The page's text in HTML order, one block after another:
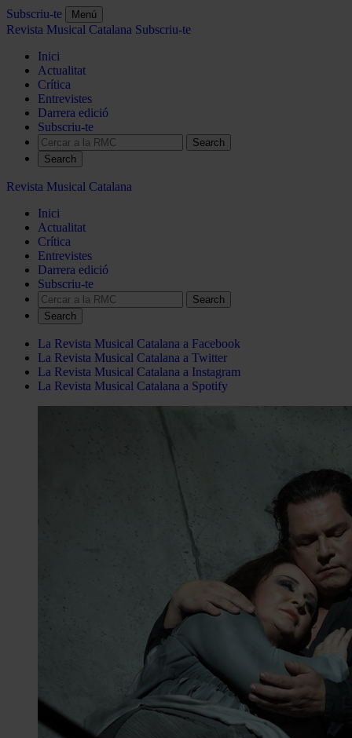
Subscriu-te Menú
Revista Musical Catalana Subscriu-te
Inici
Actualitat
Crítica
Entrevistes
Darrera edició
Subscriu-te
Search
Revista Musical Catalana
Inici
Actualitat
Crítica
Entrevistes
Darrera edició
Subscriu-te
Search
La Revista Musical Catalana a Facebook
La Revista Musical Catalana a Twitter
La Revista Musical Catalana a Instagram
La Revista Musical Catalana a Spotify